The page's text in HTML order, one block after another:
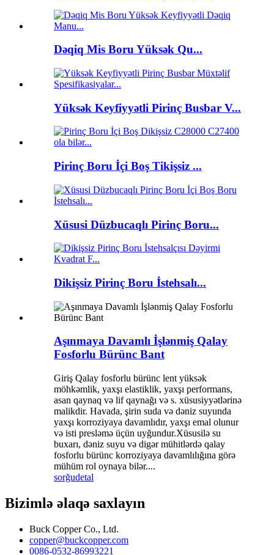
Dəqiq Mis Boru Yüksək Qu...
Yüksək Keyfiyyətli Pirinç Busbar V...
Pirinç Boru İçi Boş Tikişsiz ...
Xüsusi Düzbucaqlı Pirinç Boru...
Dikişsiz Pirinç Boru İstehsalı...
Aşınmaya Davamlı İşlənmiş Qalay
Fosforlu Bürünc Bant
Giriş Qalay fosforlu bürünc lent yüksək
möhkəmlik, yaxşı elastiklik, yaxşı performans,
asan qaynaq və lif qaynağı və s. xüsusiyyətlərinə
malikdir. Havada, şirin suda və dəniz suyunda
yaxşı korroziyaya davamlıdır, yaxşı emal olunur
və isti presləmə üçün uyğundur.Xüsusilə su
buxarı, dəniz suyu və digər mühitlərdə qalay
fosforlu bürünc korroziyaya davamlılığına görə
mühüm rol oynaya bilər....
sorğudetal
Bizimlə əlaqə saxlayın
Buck Copper Co., Ltd.
copper@buckcopper.com
0086-0532-86993221